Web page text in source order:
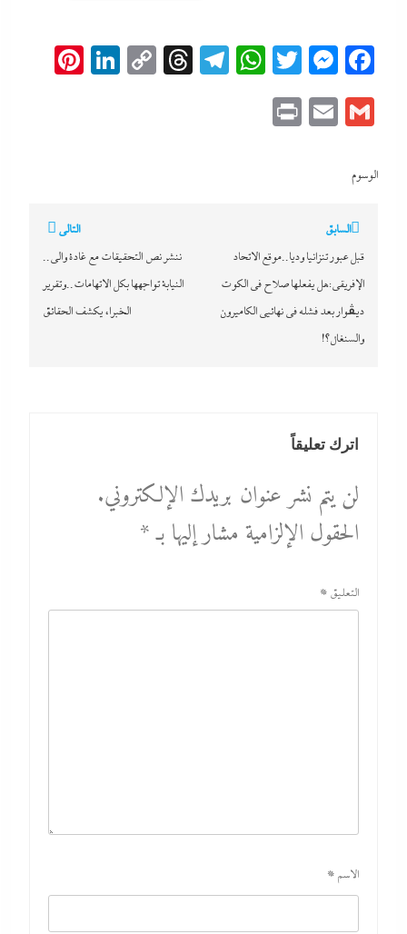
Facebook
Messenger
Twitter
WhatsApp
Telegram
Threads
Copy
Gmail
Email
الوسوم
تصفّح
المقالات
السابق
قبل عبور تنزانيا وديا..موقع الاتحاد
الإفريقي:هل يفعلها صلاح فى الكوت
ديڤوار بعد فشله فى نهائيى الكاميرون
والسنغال؟!
التالي
ننشر نص التحقيقات مع غادة والى..
النيابة تواجهها بكل الاتهامات..وتقرير
الخبراء يكشف الحقائق
اترك تعليقاً
لن يتم نشر عنوان بريدك الإلكتروني.
الحقول الإلزامية مشار إليها بـ*
التعليق *
الاسم *